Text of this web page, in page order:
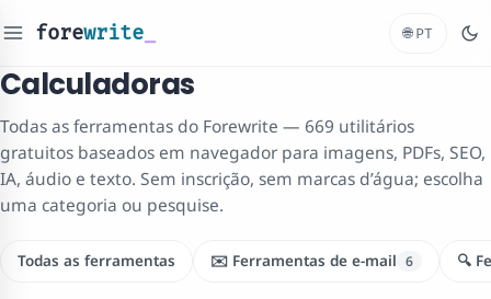
forewrite 🌐 PT
Calculadoras
Todas as ferramentas do Forewrite — 669 utilitários
gratuitos baseados em navegador para imagens, PDFs, SEO,
IA, áudio e texto. Sem inscrição, sem marcas d’água; escolha
uma categoria ou pesquise.
Todas as ferramentas ✉️ Ferramentas de e-mail 6 🔍